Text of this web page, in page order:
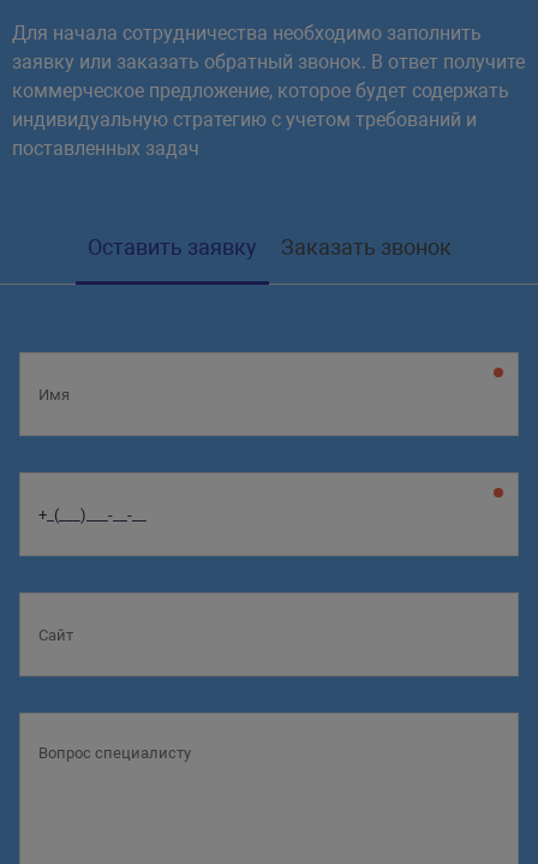
Для начала сотрудничества необходимо заполнить
заявку или заказать обратный звонок. В ответ получите
коммерческое предложение, которое будет содержать
индивидуальную стратегию с учетом требований и
поставленных задач
Оставить заявку Заказать звонок